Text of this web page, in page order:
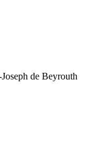
de Beyrouth